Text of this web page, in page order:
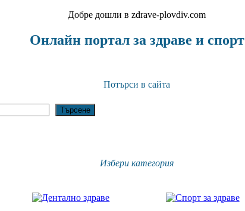
Добре дошли в zdrave-plovdiv.com
Онлайн портал за здраве и спорт
Потърси в сайта
Търсене
Избери категория